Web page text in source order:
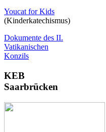
Youcat for Kids
(Kinderkatechismus)
Dokumente des II.
Vatikanischen
Konzils
KEB
Saarbrücken